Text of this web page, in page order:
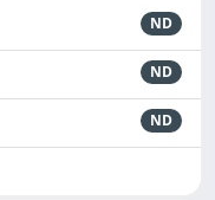
ND
ND
ND